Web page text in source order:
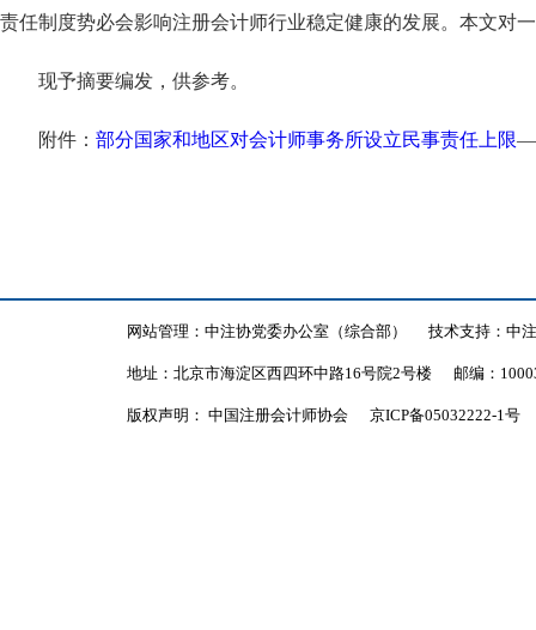
责任制度势必会影响注册会计师行业稳定健康的发展。本文对
现予摘要编发，供参考。
附件： 部分国家和地区对会计师事务所设立民事责任上限
网站管理：中注协党委办公室（综合部） 技术支持：中
地址：北京市海淀区西四环中路16号院2号楼 邮编：
版权声明： 中国注册会计师协会 京ICP备05032222-1号